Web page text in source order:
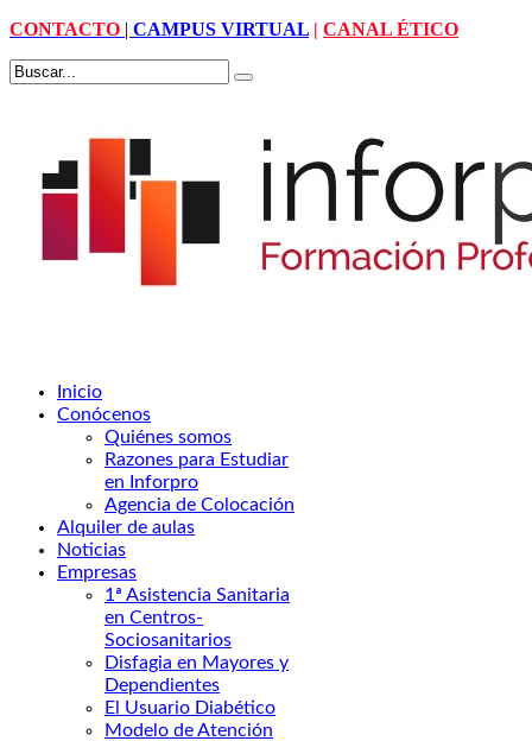
CONTACTO | CAMPUS VIRTUAL | CANAL ÉTICO
Inicio
Conócenos
Quiénes somos
Razones para Estudiar
en Inforpro
Agencia de Colocación
Alquiler de aulas
Noticias
Empresas
1ª Asistencia Sanitaria
en Centros-
Sociosanitarios
Disfagia en Mayores y
Dependientes
El Usuario Diabético
Modelo de Atención